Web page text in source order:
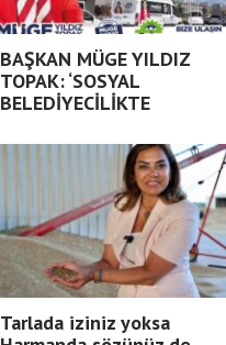
BAŞKAN MÜGE YILDIZ
TOPAK: ‘SOSYAL
BELEDİYECİLİKTE
Tarlada iziniz yoksa